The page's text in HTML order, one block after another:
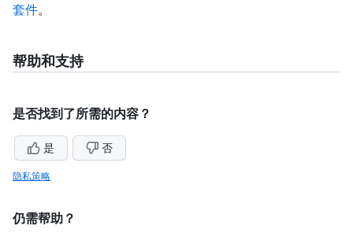
套件。
帮助和支持
是否找到了所需的内容？
是 否
隐私策略
仍需帮助？